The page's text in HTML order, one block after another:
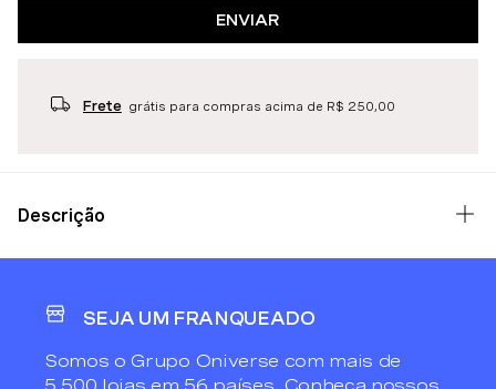
ENVIAR
Frete grátis para compras acima de R$ 250,00
Descrição
SEJA UM FRANQUEADO
Somos o Grupo Oniverse com mais de